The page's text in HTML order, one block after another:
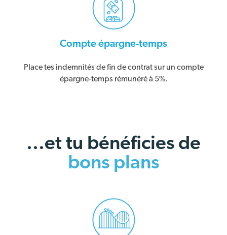
Compte épargne-temps
Place tes indemnités de fin de contrat sur un compte
épargne-temps rémunéré à 5%.
...et tu bénéficies de
bons plans